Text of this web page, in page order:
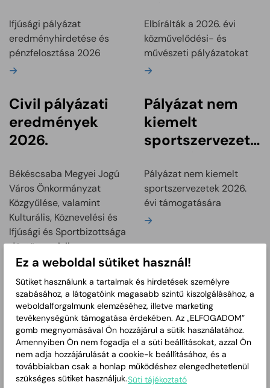
Ifjúsági pályázat
eredményhirdetése és
pénzfelosztása 2026
Bővebben
eredményei
Elbírálták a 2026. évi
közművelődési- és
művészeti pályázatokat
Bővebben
Civil pályázati
eredmények
2026.
Békéscsaba Megyei Jogú
Város Önkormányzat
Közgyűlése, valamint
Kulturális, Köznevelési és
Ifjúsági és Sportbizottsága
döntött a civil
pályázatokról.
Bővebben
Pályázat nem
kiemelt
sportszervezetek
támogatására
Pályázat nem kiemelt
sportszervezetek 2026.
évi támogatására
Bővebben
Pályázati
felhívás egyházi
és nemzetiség
szervezetek
Pályázati felhívás egyházi
Ifjúsági
pályázati
felhívás 2026
Ifjúsági pályázati felhívás
Ez a weboldal sütiket használ!
Sütiket használunk a tartalmak és hirdetések személyre
szabásához, a látogatóink magasabb szintű kiszolgálásához, a
weboldalforgalmunk elemzéséhez, illetve marketing
tevékenységünk támogatása érdekében. Az „ELFOGADOM”
gomb megnyomásával Ön hozzájárul a sütik használatához.
Amennyiben Ön nem fogadja el a süti beállításokat, azzal Ön
nem adja hozzájárulását a cookie-k beállításához, és a
továbbiakban csak a honlap működéshez elengedhetetlenül
szükséges sütiket használjuk.Süti tájékoztató